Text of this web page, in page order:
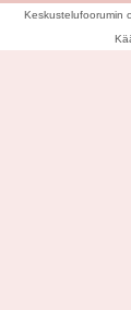
Keskustelufoorumin